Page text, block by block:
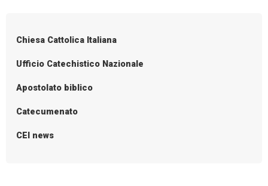
Chiesa Cattolica Italiana
Ufficio Catechistico Nazionale
Apostolato biblico
Catecumenato
CEI news